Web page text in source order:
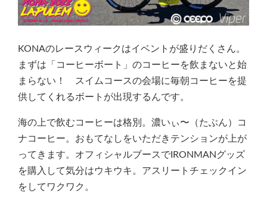
KONAのレースウィークはイベントが盛りだくさん。
まずは「コーヒーボート」のコーヒーを飲まないと始
まらない！ スイムコースの会場に毎朝コーヒーを提
供してくれるボートが出現するんです。
海の上で飲むコーヒーは格別。濃いぃ〜（たぶん）コ
ナコーヒー。おもてなしをいただきテンションが上が
ってきます。オフィシャルブースでIRONMANグッズ
を購入して気分はウキウキ。アスリートチェックイン
をしてワクワク。